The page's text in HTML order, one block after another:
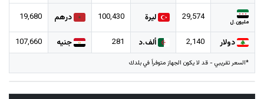
مليون.ل 29,574 ليرة 100,430 درهم 19,680
دولار 2,140 ألف.د 281 جنيه 107,660
*السعر تقريبي - قد لا يكون الجهاز متوفراً في بلدك